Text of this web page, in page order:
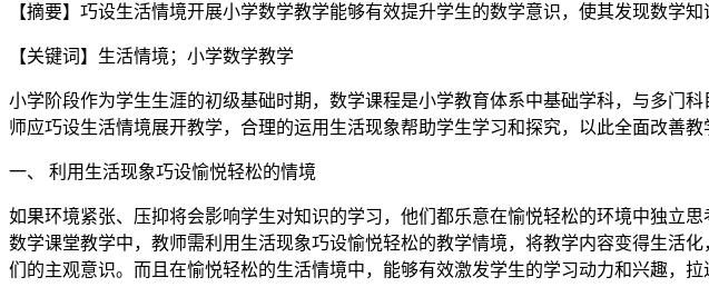
【摘要】巧设生活情境开展小学数学教学能够有效提升学生的数学意识，使其发现数学
【关键词】生活情境；小学数学教学
小学阶段作为学生生涯的初级基础时期，数学课程是小学教育体系中基础学科，与多门
师应巧设生活情境展开教学，合理的运用生活现象帮助学生学习和探究，以此全面改善教
一、 利用生活现象巧设愉悦轻松的情境
如果环境紧张、压抑将会影响学生对知识的学习，他们都乐意在愉悦轻松的环境中独立
数学课堂教学中，教师需利用生活现象巧设愉悦轻松的教学情境，将教学内容变得生活
们的主观意识。而且在愉悦轻松的生活情境中，能够有效激发学生的学习动力和兴趣，